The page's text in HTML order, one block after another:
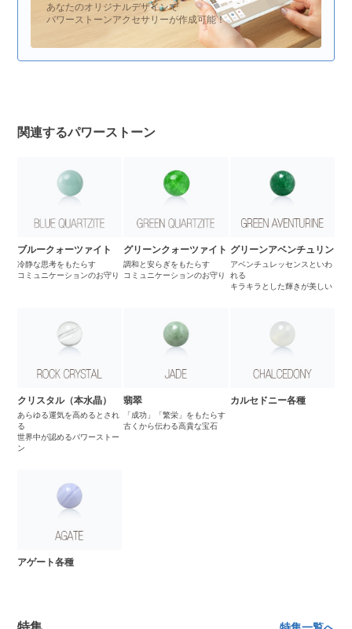
あなたのオリジナルデザインで
パワーストーンアクセサリーが作成可能！
関連するパワーストーン
ブルークォーツァイト
冷静な思考をもたらす
コミュニケーションのお守り
グリーンクォーツァイト
調和と安らぎをもたらす
コミュニケーションのお守り
グリーンアベンチュリン
アベンチュレッセンスといわ
れる
キラキラとした輝きが美しい
クリスタル（本水晶）
あらゆる運気を高めるとされ
る
世界中が認めるパワーストー
ン
翡翠
「成功」「繁栄」をもたらす
古くから伝わる高貴な宝石
カルセドニー各種
アゲート各種